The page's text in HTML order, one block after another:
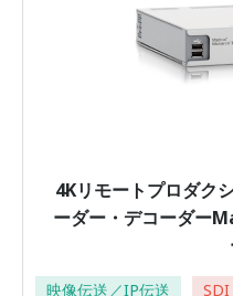
4Kリモートプロダク
ーダー・デコーダー
映像伝送／IP伝送 SDI